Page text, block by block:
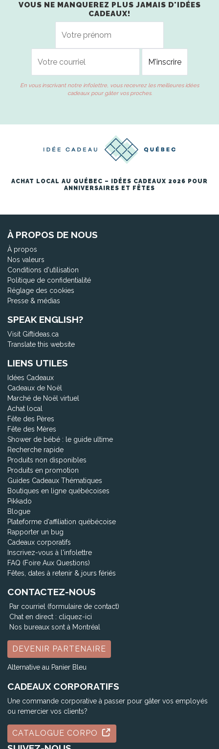
VOUS NE MANQUEREZ PLUS JAMAIS D'IDÉES
CADEAUX!
En vous inscrivant notre infolettre, vous recevrez les meilleures idées
cadeaux pour gâter vos proches.
ACHAT LOCAL AU QUÉBEC – IDÉES CADEAUX 2026 POUR
ANNIVERSAIRES ET FÊTES
À PROPOS DE NOUS
À propos
Nos valeurs
Conditions d'utilisation
Politique de confidentialité
Réglage des cookies
Presse & médias
SPEAK ENGLISH?
Visit Giftideas.ca
Translate this website
LIENS UTILES
Idées Cadeaux
Cadeaux de Noël
Marché de Noël virtuel
Achat local
Fête des Pères
Fête des Mères
Shower de bébé : le guide ultime
Recherche rapide
Produits non disponibles
Produits en promotion
Guides Cadeaux Thématiques
Boutiques en ligne québécoises
Pikkado
Blogue
Plateforme d'affiliation québécoise
Rapporter un bug
Cadeaux corporatifs
Inscrivez-vous à l'infolettre
FAQ (Foire Aux Questions)
Fêtes, dates à retenir & jours fériés
CONTACTEZ-NOUS
Par courriel (formulaire de contact)
Chat en direct : cliquez-ici
Nos bureaux sont à Montréal
DEVENIR PARTENAIRE
Alternative au Panier Bleu
CADEAUX CORPORATIFS
Une commande corporative à passer pour gâter vos employés
ou remercier vos clients?
CATALOGUE CORPO